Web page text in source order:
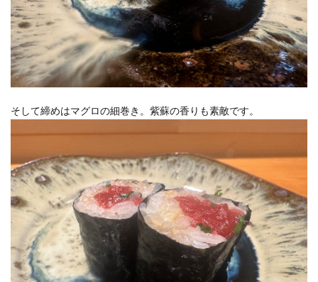
そして締めはマグロの細巻き。紫蘇の香りも素敵です。